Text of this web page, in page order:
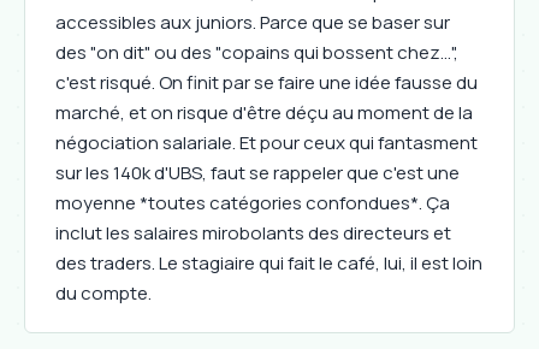
accessibles aux juniors. Parce que se baser sur
des "on dit" ou des "copains qui bossent chez...",
c'est risqué. On finit par se faire une idée fausse du
marché, et on risque d'être déçu au moment de la
négociation salariale. Et pour ceux qui fantasment
sur les 140k d'UBS, faut se rappeler que c'est une
moyenne *toutes catégories confondues*. Ça
inclut les salaires mirobolants des directeurs et
des traders. Le stagiaire qui fait le café, lui, il est loin
du compte.